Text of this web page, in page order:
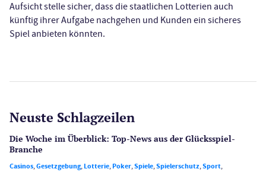
Aufsicht stelle sicher, dass die staatlichen Lotterien auch
künftig ihrer Aufgabe nachgehen und Kunden ein sicheres
Spiel anbieten könnten.
Neuste Schlagzeilen
Die Woche im Überblick: Top-News aus der Glücksspiel-
Branche
Casinos,Gesetzgebung,Lotterie,Poker,Spiele,Spielerschutz,Sport,